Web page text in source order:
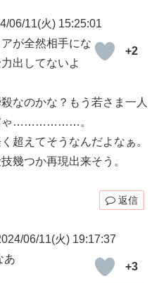
06/11(火) 15:25:01
+2
が全然相手にな
出してないよ
なのかな？もう若さま一人
ぢゃ………………。
超えてそうなんだよなぁ。
幾つか再現出来そう。
返信
06/11(火) 19:17:37
+3
あ